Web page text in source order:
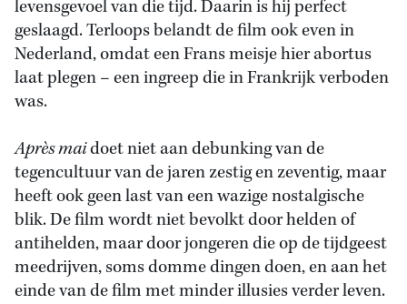
levensgevoel van die tijd. Daarin is hij perfect
geslaagd. Terloops belandt de film ook even in
Nederland, omdat een Frans meisje hier abortus
laat plegen – een ingreep die in Frankrijk verboden
was.
Après maidoet niet aan debunking van de
tegencultuur van de jaren zestig en zeventig, maar
heeft ook geen last van een wazige nostalgische
blik. De film wordt niet bevolkt door helden of
antihelden, maar door jongeren die op de tijdgeest
meedrijven, soms domme dingen doen, en aan het
einde van de film met minder illusies verder leven.